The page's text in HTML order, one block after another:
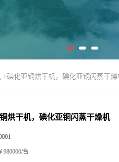
>碘化亚铜烘干机，碘化亚铜闪蒸干燥
烘干机，碘化亚铜闪蒸干燥机
980000/台